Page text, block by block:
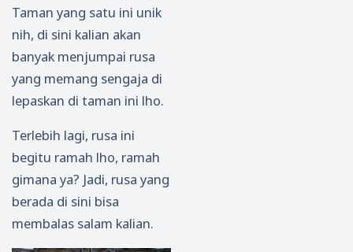
Taman yang satu ini unik
nih, di sini kalian akan
banyak menjumpai rusa
yang memang sengaja di
lepaskan di taman ini lho.
Terlebih lagi, rusa ini
begitu ramah lho, ramah
gimana ya? Jadi, rusa yang
berada di sini bisa
membalas salam kalian.